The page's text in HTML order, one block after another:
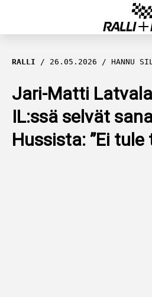
FORMULA 1
RALLI
KALLE ROVANPERÄ
VALTTERI BOTTAS
RALLI 26.05.2026 HANNU
Jari-Matti
IL:ssä selvät
Hussista: ”Ei tule